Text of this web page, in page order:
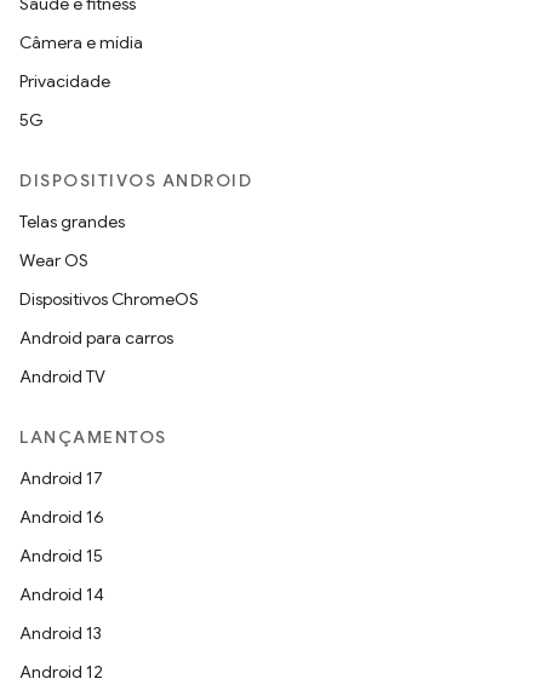
Câmera e mídia
Privacidade
5G
DISPOSITIVOS ANDROID
Telas grandes
Wear OS
Dispositivos ChromeOS
Android para carros
Android TV
LANÇAMENTOS
Android 17
Android 16
Android 15
Android 14
Android 13
Android 12